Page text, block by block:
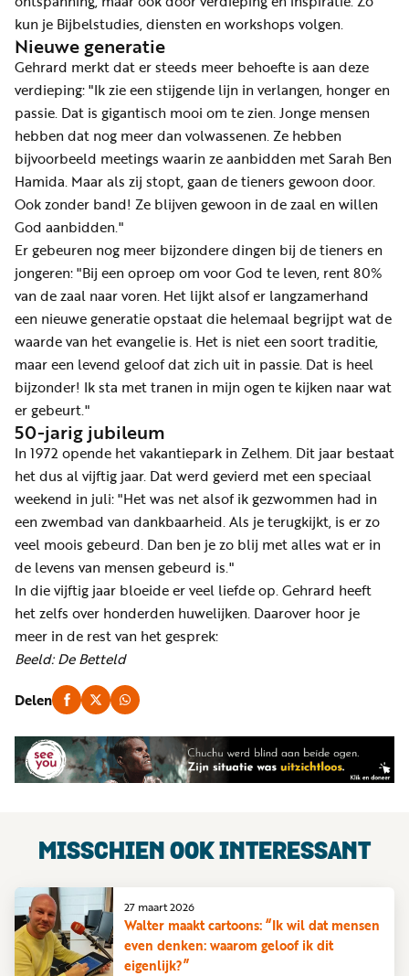
kun je Bijbelstudies, diensten en workshops volgen.
Nieuwe generatie
Gehrard merkt dat er steeds meer behoefte is aan deze
verdieping: "Ik zie een stijgende lijn in verlangen, honger en
passie. Dat is gigantisch mooi om te zien. Jonge mensen
hebben dat nog meer dan volwassenen. Ze hebben
bijvoorbeeld meetings waarin ze aanbidden met Sarah Ben
Hamida. Maar als zij stopt, gaan de tieners gewoon door.
Ook zonder band! Ze blijven gewoon in de zaal en willen
God aanbidden."
Er gebeuren nog meer bijzondere dingen bij de tieners en
jongeren: "Bij een oproep om voor God te leven, rent 80%
van de zaal naar voren. Het lijkt alsof er langzamerhand
een nieuwe generatie opstaat die helemaal begrijpt wat de
waarde van het evangelie is. Het is niet een soort traditie,
maar een levend geloof dat zich uit in passie. Dat is heel
bijzonder! Ik sta met tranen in mijn ogen te kijken naar wat
er gebeurt."
50-jarig jubileum
In 1972 opende het vakantiepark in Zelhem. Dit jaar bestaat
het dus al vijftig jaar. Dat werd gevierd met een speciaal
weekend in juli: "Het was net alsof ik gezwommen had in
een zwembad van dankbaarheid. Als je terugkijkt, is er zo
veel moois gebeurd. Dan ben je zo blij met alles wat er in
de levens van mensen gebeurd is."
In die vijftig jaar bloeide er veel liefde op. Gehrard heeft
het zelfs over honderden huwelijken. Daarover hoor je
meer in de rest van het gesprek:
Beeld: De Betteld
Delen
MISSCHIEN OOK INTERESSANT
Walter maakt cartoons: “Ik wil dat mensen
even denken: waarom geloof ik dit
eigenlijk?”
27 maart 2026